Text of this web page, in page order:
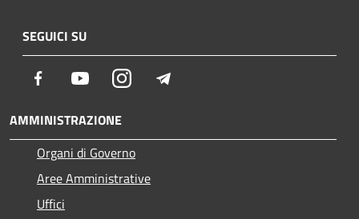
SEGUICI SU
Facebook YoutubeInstagram
AMMINISTRAZIONE
Organi di Governo
Aree Amministrative
Uffici